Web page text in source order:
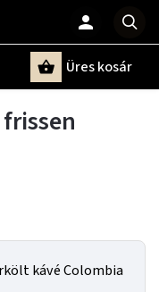
Üres kosár
kávé Colombia